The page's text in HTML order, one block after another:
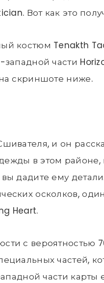
Вот как это
костюм Tenakth
части
скриншоте ниже.
и он
в этом районе,
дадите ему
осколков,
Heart.
с вероятностью
частей,
части карты